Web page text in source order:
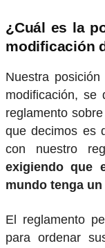
¿Cuál es la
modificación
Nuestra
modificación,
reglamento
que decimos es
con nuestro
exigiendo que
mundo tenga
El reglamento
para ordenar